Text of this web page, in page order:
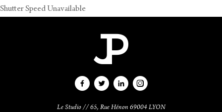
Shutter Speed Unavailable
Le Studio // 65, Rue Hénon 69004 LYON